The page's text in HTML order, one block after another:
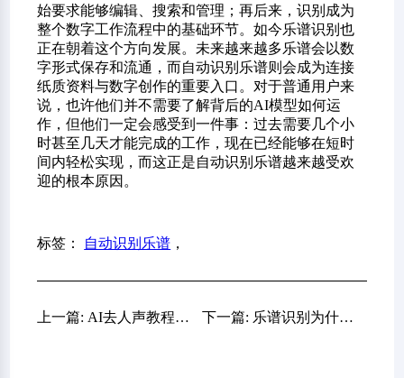
始要求能够编辑、搜索和管理；再后来，识别成为
整个数字工作流程中的基础环节。如今乐谱识别也
正在朝着这个方向发展。未来越来越多乐谱会以数
字形式保存和流通，而自动识别乐谱则会成为连接
纸质资料与数字创作的重要入口。对于普通用户来
说，也许他们并不需要了解背后的AI模型如何运
作，但他们一定会感受到一件事：过去需要几个小
时甚至几天才能完成的工作，现在已经能够在短时
间内轻松实现，而这正是自动识别乐谱越来越受欢
迎的根本原因。
标签： 自动识别乐谱 ，
上一篇: AI去人声教程：为什么越来越多人开始自己做伴奏，而不是到处找资源？ 下一篇: 乐谱识别为什么越来越多人在用？很多人以为是在识别乐谱，其实是在节省时间